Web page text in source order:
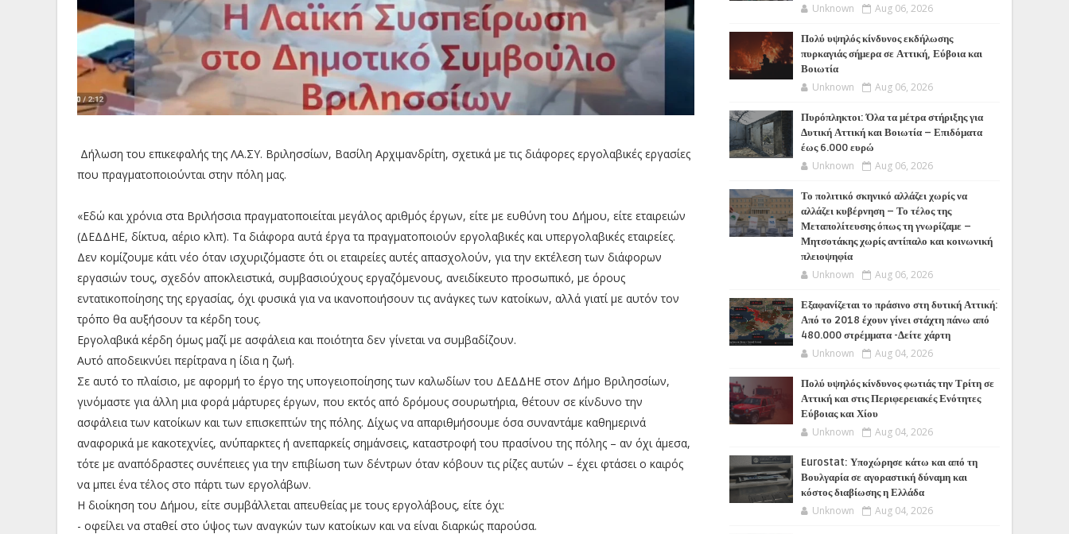
Δήλωση του επικεφαλής της ΛΑ.ΣΥ. Βριλησσίων, Βασίλη Αρχιμανδρίτη, σχετικά με τις διάφορες εργολαβικές εργασίες
που πραγματοποιούνται στην πόλη μας.
«Εδώ και χρόνια στα Βριλήσσια πραγματοποιείται μεγάλος αριθμός έργων, είτε με ευθύνη του Δήμου, είτε εταιρειών
(ΔΕΔΔΗΕ, δίκτυα, αέριο κλπ). Τα διάφορα αυτά έργα τα πραγματοποιούν εργολαβικές και υπεργολαβικές εταιρείες.
Δεν κομίζουμε κάτι νέο όταν ισχυριζόμαστε ότι οι εταιρείες αυτές απασχολούν, για την εκτέλεση των διάφορων
εργασιών τους, σχεδόν αποκλειστικά, συμβασιούχους εργαζόμενους, ανειδίκευτο προσωπικό, με όρους
εντατικοποίησης της εργασίας, όχι φυσικά για να ικανοποιήσουν τις ανάγκες των κατοίκων, αλλά γιατί με αυτόν τον
τρόπο θα αυξήσουν τα κέρδη τους.
Εργολαβικά κέρδη όμως μαζί με ασφάλεια και ποιότητα δεν γίνεται να συμβαδίζουν.
Αυτό αποδεικνύει περίτρανα η ίδια η ζωή.
Σε αυτό το πλαίσιο, με αφορμή το έργο της υπογειοποίησης των καλωδίων του ΔΕΔΔΗΕ στον Δήμο Βριλησσίων,
γινόμαστε για άλλη μια φορά μάρτυρες έργων, που εκτός από δρόμους σουρωτήρια, θέτουν σε κίνδυνο την
ασφάλεια των κατοίκων και των επισκεπτών της πόλης. Δίχως να απαριθμήσουμε όσα συναντάμε καθημερινά
αναφορικά με κακοτεχνίες, ανύπαρκτες ή ανεπαρκείς σημάνσεις, καταστροφή του πρασίνου της πόλης – αν όχι άμεσα,
τότε με αναπόδραστες συνέπειες για την επιβίωση των δέντρων όταν κόβουν τις ρίζες αυτών – έχει φτάσει ο καιρός
να μπει ένα τέλος στο πάρτι των εργολάβων.
Η διοίκηση του Δήμου, είτε συμβάλλεται απευθείας με τους εργολάβους, είτε όχι:
- οφείλει να σταθεί στο ύψος των αναγκών των κατοίκων και να είναι διαρκώς παρούσα.
Unknown Aug 06, 2026
Πολύ υψηλός κίνδυνος εκδήλωσης
πυρκαγιάς σήμερα σε Αττική, Εύβοια και
Βοιωτία
Unknown Aug 06, 2026
Πυρόπληκτοι: Όλα τα μέτρα στήριξης για
Δυτική Αττική και Βοιωτία – Επιδόματα
έως 6.000 ευρώ
Unknown Aug 06, 2026
Το πολιτικό σκηνικό αλλάζει χωρίς να
αλλάζει κυβέρνηση – Το τέλος της
Μεταπολίτευσης όπως τη γνωρίζαμε –
Μητσοτάκης χωρίς αντίπαλο και κοινωνική
πλειοψηφία
Unknown Aug 06, 2026
Εξαφανίζεται το πράσινο στη δυτική Αττική:
Από το 2018 έχουν γίνει στάχτη πάνω από
480.000 στρέμματα -Δείτε χάρτη
Unknown Aug 04, 2026
Πολύ υψηλός κίνδυνος φωτιάς την Τρίτη σε
Αττική και στις Περιφερειακές Ενότητες
Εύβοιας και Χίου
Unknown Aug 04, 2026
Eurostat: Υποχώρησε κάτω και από τη
Βουλγαρία σε αγοραστική δύναμη και
κόστος διαβίωσης η Ελλάδα
Unknown Aug 04, 2026